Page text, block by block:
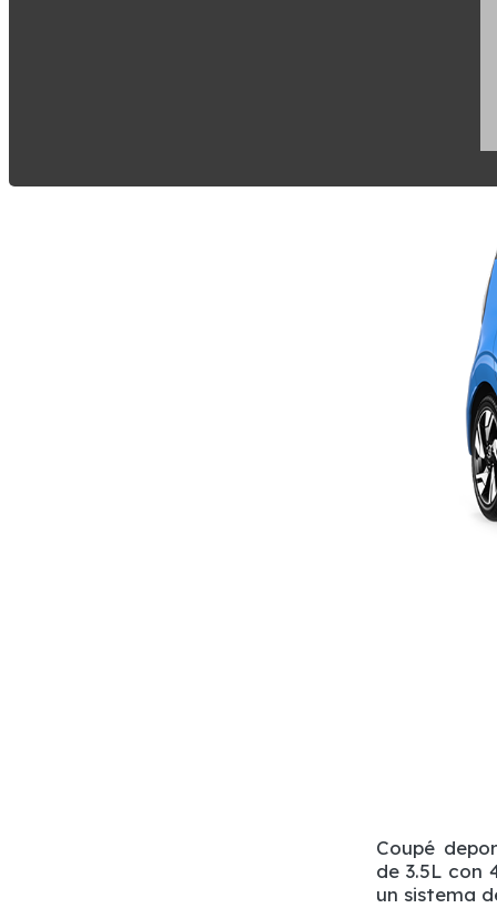
Coupé
de 3.5L con
un sistema